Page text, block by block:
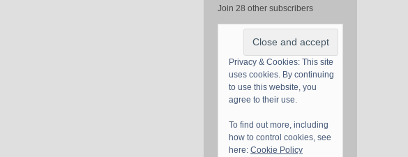
Join 28 other subscribers
Privacy & Cookies: This site
uses cookies. By continuing
to use this website, you
agree to their use.
To find out more, including
how to control cookies, see
here: Cookie Policy